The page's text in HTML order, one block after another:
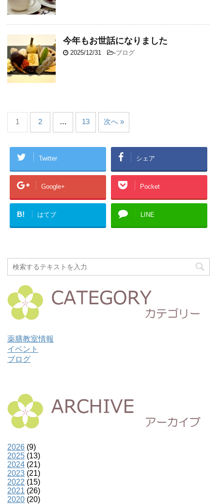
今年もお世話になりました
2025/12/31 -ブログ
1 2 … 13 次へ »
Twitter シェア
Google+ Pocket
B! はてブ LINE
薬膳教室情報
イベント
ブログ
2026 (9)
2025 (13)
2024 (21)
2023 (21)
2022 (15)
2021 (26)
2020 (20)